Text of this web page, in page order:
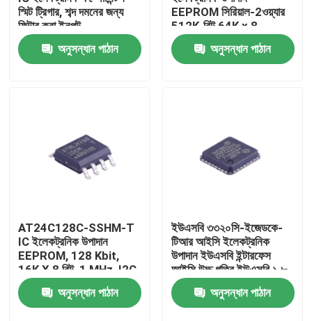
আমাদের সম্পর্কে
কারখানা ভ্রমণ
স্মিট ট্রিগার, শব্দ দমনের জন্য
ফিল্টার করা ইনপুট
অনুসন্ধান পাঠান
EEPROM সিরিয়াল-2ওয়্যার
512K-বিট 64K x 8
3.3V/5V 8-পিন SOIC
EIAJ T/Rঅনুসন্ধান পাঠান
AT24C128C-SSHM-T
IC ইলেকট্রনিক উপাদান
EEPROM, 128 Kbit,
16K X 8 বিট, 1 MHz, I2C,
SOIC, 8-পিন
অনুসন্ধান পাঠান
ইউএসবি ৩৩২০সি-ইজেডকে-
টিআর আইসি ইলেকট্রনিক
উপাদান ইউএসবি ইন্টারফেস
আইসি উচ্চ গতির ইউএসবি ১.৮
ভোল্ট ইউএলপিআই
অনুসন্ধান পাঠান